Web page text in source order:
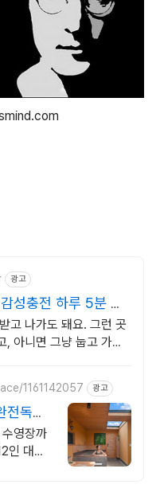
광고
성충전 하루 5분 힐
고 나가도 돼요. 그런 곳
, 아니면 그냥 눕고 가세
1161142057 광고
독채
영장까
인 대가